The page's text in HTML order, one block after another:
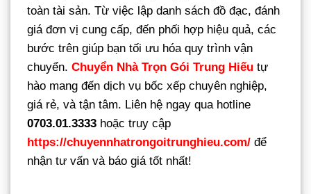
toàn tài sản. Từ việc lập danh sách đồ đạc, đánh
giá đơn vị cung cấp, đến phối hợp hiệu quả, các
bước trên giúp bạn tối ưu hóa quy trình vận
chuyển. Chuyển Nhà Trọn Gói Trung Hiếu tự
hào mang đến dịch vụ bốc xếp chuyên nghiệp,
giá rẻ, và tận tâm. Liên hệ ngay qua hotline
0703.01.3333 hoặc truy cập
https://chuyennhatrongoitrunghieu.com/ để
nhận tư vấn và báo giá tốt nhất!